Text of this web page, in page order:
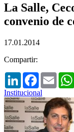
La Salle,
convenio de
17.01.2014
Compartir:
LinkedInFacebook
Email
Institucional